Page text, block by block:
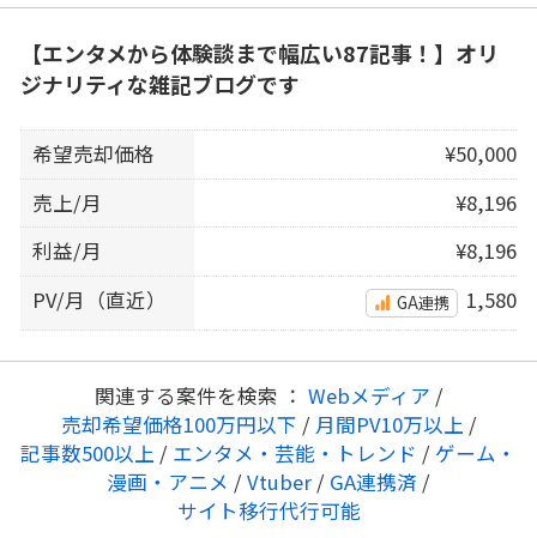
【エンタメから体験談まで幅広い87記事！】オリ
ジナリティな雑記ブログです
希望売却価格
¥50,000
売上/月
¥8,196
利益/月
¥8,196
PV/月（直近）
GA連携 1,580
関連する案件を検索 ： Webメディア /
売却希望価格100万円以下 / 月間PV10万以上 /
記事数500以上 / エンタメ・芸能・トレンド / ゲーム・
漫画・アニメ / Vtuber / GA連携済 /
サイト移行代行可能